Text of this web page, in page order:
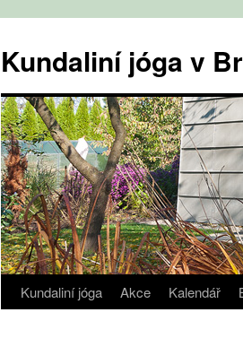
obsahu
webu
Kundaliní jóga v
Kundaliní jóga Akce Kalendář